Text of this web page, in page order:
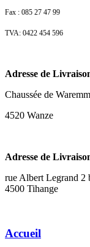
Fax : 085 27 47 99
TVA: 0422 454 596
Adresse de
Chaussée de
4520 Wanze
Adresse de
rue Albert Legrand 2
4500 Tihange
Accueil